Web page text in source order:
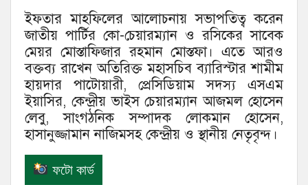
ইফতার মাহফিলের আলোচনায় সভাপতিত্ব করেন
জাতীয় পার্টির কো-চেয়ারম্যান ও রসিকের সাবেক
মেয়র মোস্তাফিজার রহমান মোস্তফা। এতে আরও
বক্তব্য রাখেন অতিরিক্ত মহাসচিব ব্যারিস্টার শামীম
হায়দার পাটোয়ারী, প্রেসিডিয়াম সদস্য এসএম
ইয়াসির, কেন্দ্রীয় ভাইস চেয়ারম্যান আজমল হোসেন
লেবু, সাংগঠনিক সম্পাদক লোকমান হোসেন,
হাসানুজ্জামান নাজিমসহ কেন্দ্রীয় ও স্থানীয় নেতৃবৃন্দ।
ফটো কার্ড